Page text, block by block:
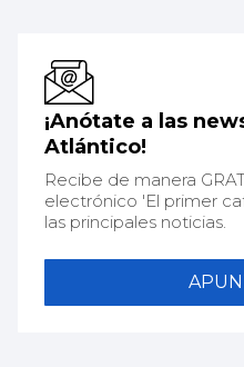
¡Anótate a las
Atlántico!
Recibe de manera
electrónico 'El primer
las principales noticias.